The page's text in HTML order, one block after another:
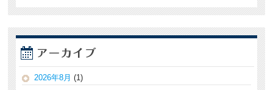
2026年8月 (1)